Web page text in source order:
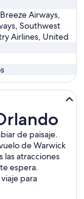
Airways,
Southwest
Airlines, United
de paisaje.
de Warwick
las atracciones
espera.
para